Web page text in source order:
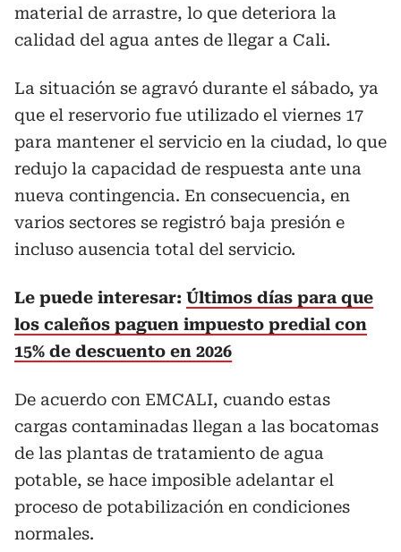
material de arrastre, lo que deteriora la
calidad del agua antes de llegar a Cali.
La situación se agravó durante el sábado, ya
que el reservorio fue utilizado el viernes 17
para mantener el servicio en la ciudad, lo que
redujo la capacidad de respuesta ante una
nueva contingencia. En consecuencia, en
varios sectores se registró baja presión e
incluso ausencia total del servicio.
Le puede interesar: Últimos días para que
los caleños paguen impuesto predial con
15% de descuento en 2026
De acuerdo con EMCALI, cuando estas
cargas contaminadas llegan a las bocatomas
de las plantas de tratamiento de agua
potable, se hace imposible adelantar el
proceso de potabilización en condiciones
normales.